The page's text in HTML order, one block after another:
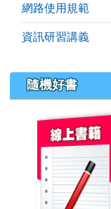
網路使用規範
資訊研習講義
隨機好書
book: